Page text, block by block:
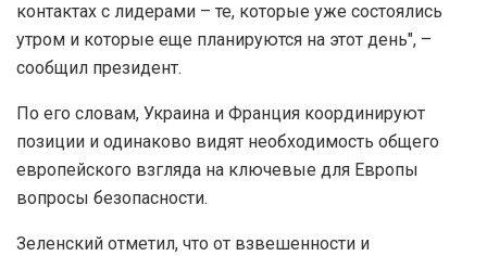
контактах с лидерами – те, которые уже состоялись
утром и которые еще планируются на этот день", –
сообщил президент.
По его словам, Украина и Франция координируют
позиции и одинаково видят необходимость общего
европейского взгляда на ключевые для Европы
вопросы безопасности.
Зеленский отметил, что от взвешенности и